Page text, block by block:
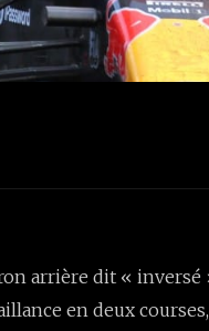
arrière dit «
en deux